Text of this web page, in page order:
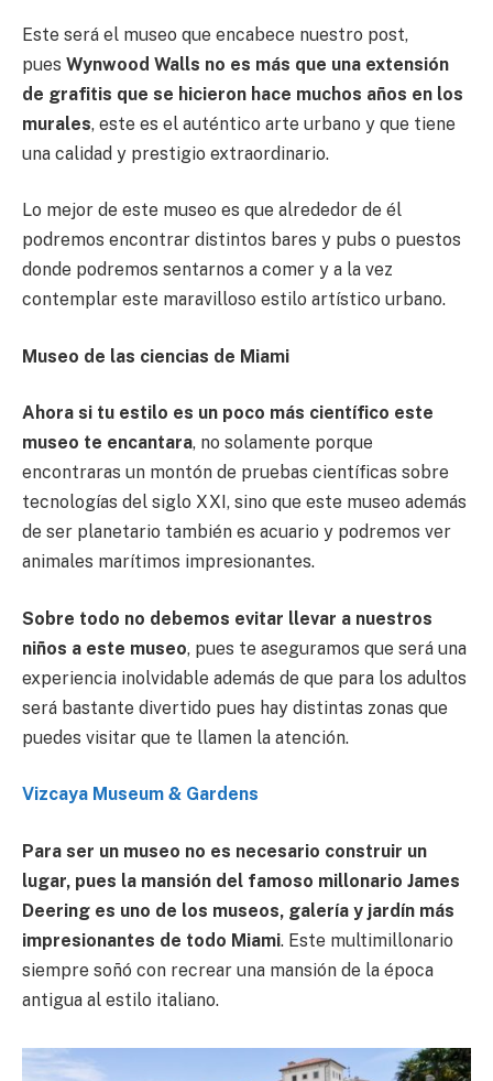
Este será el museo que encabece nuestro post,
pues Wynwood Walls no es más que una extensión
de grafitis que se hicieron hace muchos años en los
murales, este es el auténtico arte urbano y que tiene
una calidad y prestigio extraordinario.
Lo mejor de este museo es que alrededor de él
podremos encontrar distintos bares y pubs o puestos
donde podremos sentarnos a comer y a la vez
contemplar este maravilloso estilo artístico urbano.
Museo de las ciencias de Miami
Ahora si tu estilo es un poco más científico este
museo te encantara, no solamente porque
encontraras un montón de pruebas científicas sobre
tecnologías del siglo XXI, sino que este museo además
de ser planetario también es acuario y podremos ver
animales marítimos impresionantes.
Sobre todo no debemos evitar llevar a nuestros
niños a este museo, pues te aseguramos que será una
experiencia inolvidable además de que para los adultos
será bastante divertido pues hay distintas zonas que
puedes visitar que te llamen la atención.
Vizcaya Museum & Gardens
Para ser un museo no es necesario construir un
lugar, pues la mansión del famoso millonario James
Deering es uno de los museos, galería y jardín más
impresionantes de todo Miami. Este multimillonario
siempre soñó con recrear una mansión de la época
antigua al estilo italiano.